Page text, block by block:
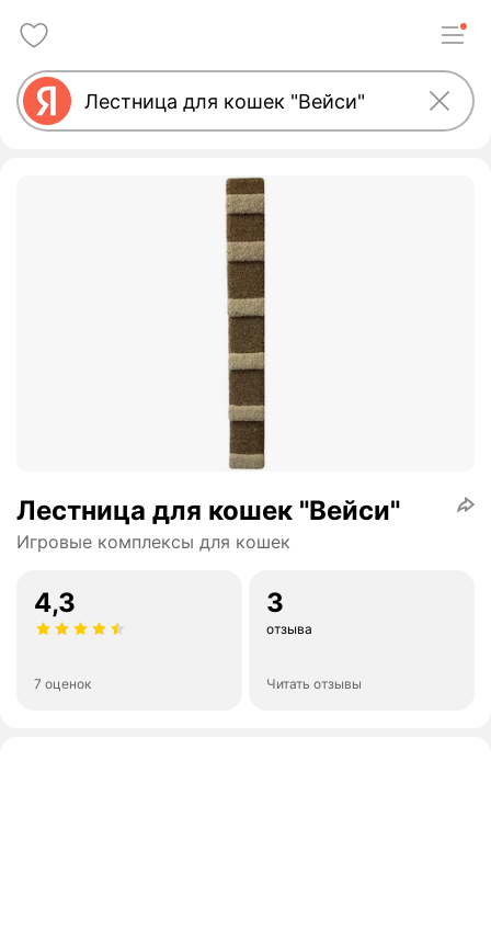
Лестница для кошек "Вейси"
Игровые комплексы для кошек
4,3
7 оценок
3
отзыва
Читать отзывы